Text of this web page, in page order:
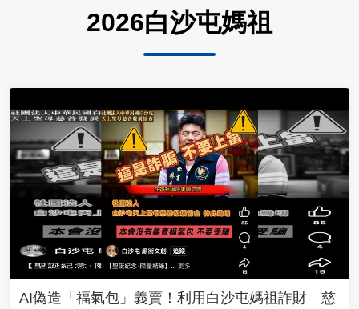
2026白沙屯媽祖
AI偽造「福氣包」義賣！利用白沙屯媽祖詐財 慈